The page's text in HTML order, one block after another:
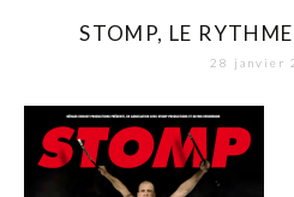
STOMP, LE
28 janvier